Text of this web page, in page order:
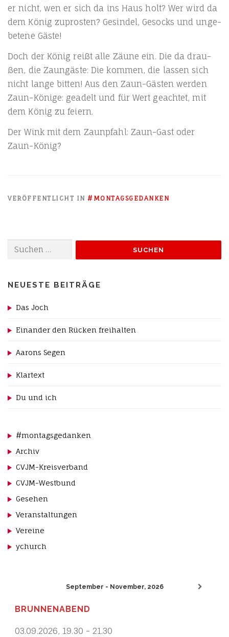
er nicht, wen er sich da ins Haus holt? Wer wird da
dem König zupros­ten? Gesin­del, Gesocks und unge­
be­te­ne Gäste!
Doch der König reißt alle Zäu­ne ein. Die da drau­
ßen, die Zaun­gäs­te: Die kom­men, die las­sen sich
nicht lan­ge bit­ten! Aus den Zaun-Gäs­ten wer­den
Zaun-Köni­ge: geadelt und für Wert geach­tet, mit
dem König zu feiern.
Der Wink mit dem Zaun­pfahl: Zaun-Gast oder
Zaun-König?
VERÖFFENTLICHT IN #MONTAGSGEDANKEN
nach:
NEUESTE BEITRÄGE
Das Joch
Einander den Rücken freihalten
Aarons Segen
Klartext
Du und ich
#montagsgedanken
Archiv
CVJM-Kreisverband
CVJM-Westbund
Gesehen
Veranstaltungen
Vereine
ychurch
September - November, 2026
BRUNNENABEND
03.09.2026, 19.30 -21.30